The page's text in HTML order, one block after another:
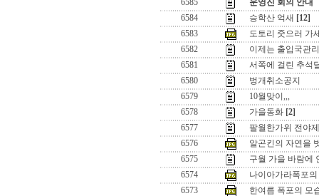
6585
운영진 회의 안내
6584
승학산 억새 [12]
6583
도토리 줏으러 가
6582
이제는 출입국관
6581
서쪽에 걸린 추석
6580
벙개취소공지
6579
10월맞이,,,
6578
가을동화 [2]
6577
팔월한가위 전야
6576
알곤킨의 자연을
6575
구월 가을 바람에
6574
나이아가라폭포
6573
한여름 폭포의 모